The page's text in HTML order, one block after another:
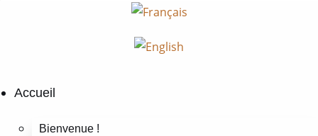
Accueil
Bienvenue !